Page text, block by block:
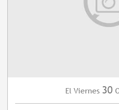
El Viernes 30